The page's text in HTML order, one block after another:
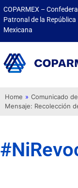
COPARMEX –
Patronal de la República
Mexicana
Home » Comunicado
Mensaje: Recolección